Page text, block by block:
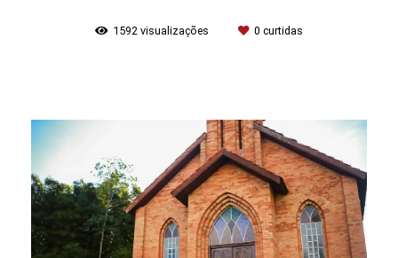
1592 visualizações 0 curtidas